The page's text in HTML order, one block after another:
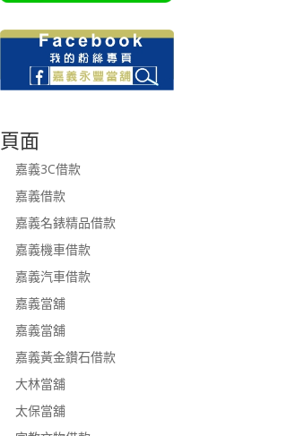
頁面
嘉義3C借款
嘉義借款
嘉義名錶精品借款
嘉義機車借款
嘉義汽車借款
嘉義當舖
嘉義當舖
嘉義黃金鑽石借款
大林當舖
太保當舖